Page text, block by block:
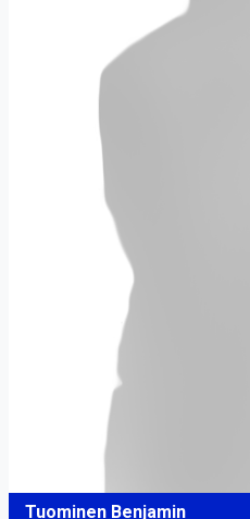
Tuominen Benjamin